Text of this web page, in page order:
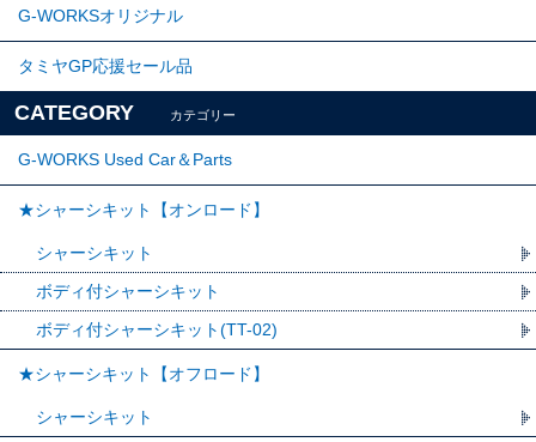
G-WORKSオリジナル
タミヤGP応援セール品
CATEGORY カテゴリー
G-WORKS Used Car＆Parts
★シャーシキット【オンロード】
シャーシキット
ボディ付シャーシキット
ボディ付シャーシキット(TT-02)
★シャーシキット【オフロード】
シャーシキット